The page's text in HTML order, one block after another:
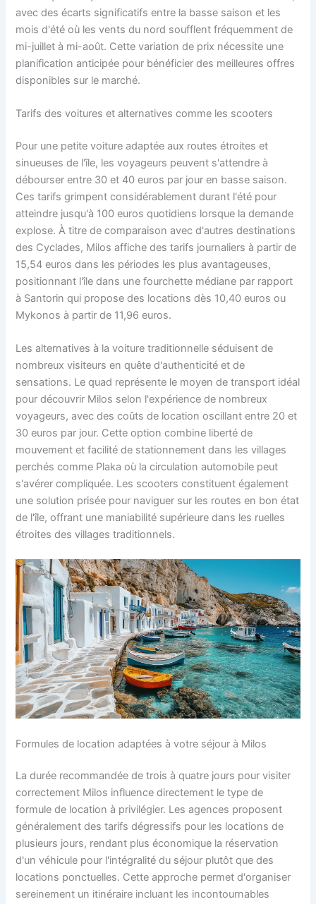
avec des écarts significatifs entre la basse saison et les
mois d'été où les vents du nord soufflent fréquemment de
mi-juillet à mi-août. Cette variation de prix nécessite une
planification anticipée pour bénéficier des meilleures offres
disponibles sur le marché.
Tarifs des voitures et alternatives comme les scooters
Pour une petite voiture adaptée aux routes étroites et
sinueuses de l'île, les voyageurs peuvent s'attendre à
débourser entre 30 et 40 euros par jour en basse saison.
Ces tarifs grimpent considérablement durant l'été pour
atteindre jusqu'à 100 euros quotidiens lorsque la demande
explose. À titre de comparaison avec d'autres destinations
des Cyclades, Milos affiche des tarifs journaliers à partir de
15,54 euros dans les périodes les plus avantageuses,
positionnant l'île dans une fourchette médiane par rapport
à Santorin qui propose des locations dès 10,40 euros ou
Mykonos à partir de 11,96 euros.
Les alternatives à la voiture traditionnelle séduisent de
nombreux visiteurs en quête d'authenticité et de
sensations. Le quad représente le moyen de transport idéal
pour découvrir Milos selon l'expérience de nombreux
voyageurs, avec des coûts de location oscillant entre 20 et
30 euros par jour. Cette option combine liberté de
mouvement et facilité de stationnement dans les villages
perchés comme Plaka où la circulation automobile peut
s'avérer compliquée. Les scooters constituent également
une solution prisée pour naviguer sur les routes en bon état
de l'île, offrant une maniabilité supérieure dans les ruelles
étroites des villages traditionnels.
Formules de location adaptées à votre séjour à Milos
La durée recommandée de trois à quatre jours pour visiter
correctement Milos influence directement le type de
formule de location à privilégier. Les agences proposent
généralement des tarifs dégressifs pour les locations de
plusieurs jours, rendant plus économique la réservation
d'un véhicule pour l'intégralité du séjour plutôt que des
locations ponctuelles. Cette approche permet d'organiser
sereinement un itinéraire incluant les incontournables